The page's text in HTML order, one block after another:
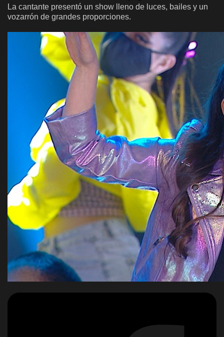
La cantante presentó un show lleno de luces, bailes y un
vozarrón de grandes proporciones.